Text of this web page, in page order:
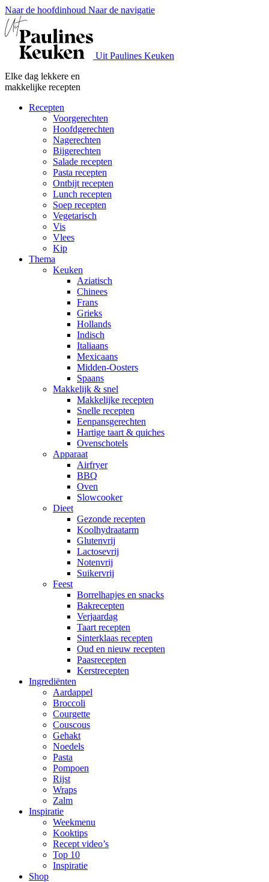
Naar de hoofdinhoud Naar de navigatie
Uit Paulines Keuken
Elke dag lekkere en
makkelijke recepten
Recepten
Voorgerechten
Hoofdgerechten
Nagerechten
Bijgerechten
Salade recepten
Pasta recepten
Ontbijt recepten
Lunch recepten
Soep recepten
Vegetarisch
Vis
Vlees
Kip
Thema
Keuken
Aziatisch
Chinees
Frans
Grieks
Hollands
Indisch
Italiaans
Mexicaans
Midden-Oosters
Spaans
Makkelijk & snel
Makkelijke recepten
Snelle recepten
Eenpansgerechten
Hartige taart & quiches
Ovenschotels
Apparaat
Airfryer
BBQ
Oven
Slowcooker
Dieet
Gezonde recepten
Koolhydraatarm
Glutenvrij
Lactosevrij
Notenvrij
Suikervrij
Feest
Borrelhapjes en snacks
Bakrecepten
Verjaardag
Taart recepten
Sinterklaas recepten
Oud en nieuw recepten
Paasrecepten
Kerstrecepten
Ingrediënten
Aardappel
Broccoli
Courgette
Couscous
Gehakt
Noedels
Pasta
Pompoen
Rijst
Wraps
Zalm
Inspiratie
Weekmenu
Kooktips
Recept video’s
Top 10
Inspiratie
Shop